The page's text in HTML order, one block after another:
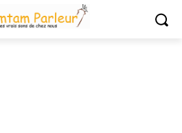
: L’Union africaine soutient